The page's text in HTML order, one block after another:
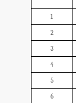
1
2
3
4
5
6